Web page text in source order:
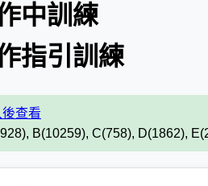
中訓練
指引訓練
查看
B(10259), C(758), D(1862),